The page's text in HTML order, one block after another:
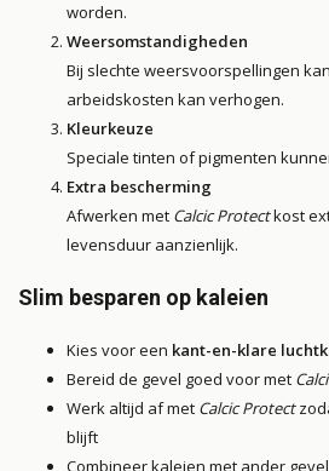
worden.
Weersomstandigheden
Bij slechte weersvoorspellingen
arbeidskosten kan verhogen.
Kleurkeuze
Speciale tinten of pigmenten
Extra bescherming
Afwerken met Calcic Protectkost
levensduur aanzienlijk.
Slim besparen op kaleien
Kies voor een kant-en-klare
Bereid de gevel goed voor met
Werk altijd af met Calcic Protect
blijft
Combineer kaleien met ander